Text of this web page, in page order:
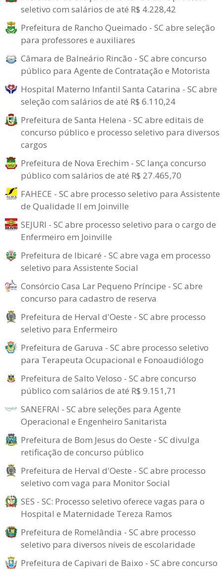
seletivo com salários de até R$ 4.228,42
Prefeitura de Rancho Queimado - SC abre seleção
para professores e auxiliares
Câmara de Balneário Rincão - SC abre concurso
público para Agente de Contratação e Motorista
Hospital Materno Infantil Santa Catarina - SC abre
seleção com salários de até R$ 6.110,24
Prefeitura de Santa Helena - SC abre editais de
concurso público e processo seletivo para diversos
cargos
Prefeitura de Nova Erechim - SC lança concurso
público com salários de até R$ 27.465,70
FAHECE - SC abre processo seletivo para Assistente
de Qualidade II em Joinville
SEJURI - SC abre processo seletivo para o cargo de
Enfermeiro em Joinville
Prefeitura de Ibicaré - SC abre vaga em processo
seletivo para Assistente Social
Consórcio Casa Lar Pequeno Príncipe - SC abre
concurso para cadastro de reserva
Prefeitura de Herval d'Oeste - SC abre processo
seletivo para Enfermeiro
Prefeitura de Garuva - SC abre processo seletivo
para Terapeuta Ocupacional e Fonoaudiólogo
Prefeitura de Salto Veloso - SC abre concurso
público com salários de até R$ 9.151,71
SANEFRAI - SC abre seleções para Agente
Operacional e Engenheiro Sanitarista
Prefeitura de Bom Jesus do Oeste - SC divulga
retificação de concurso público
Prefeitura de Herval d'Oeste - SC abre processo
seletivo com vaga para Monitor Social
SES - SC: Processo seletivo oferece vagas para o
Hospital e Maternidade Tereza Ramos
Prefeitura de Romelândia - SC abre processo
seletivo para diversos níveis de escolaridade
Prefeitura de Capivari de Baixo - SC abre concurso